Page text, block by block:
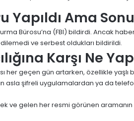
Yapıldı Ama
Bürosu’na (FBI) bildirdi. Ancak
ve serbest oldukları bildirildi.
Karşı Ne
her geçen gün artarken, özellikle yaşlı
asla şifreli uygulamalardan ya da
ve gelen her resmi görünen